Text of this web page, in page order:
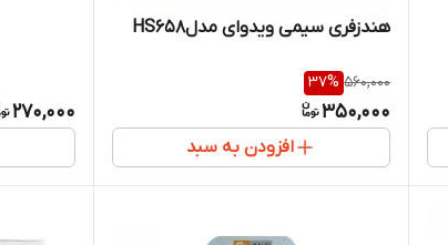
هندزفری سیمی ویدوای مدلHS658
560,000
37%
350,000
افزودن به سبد
270,000